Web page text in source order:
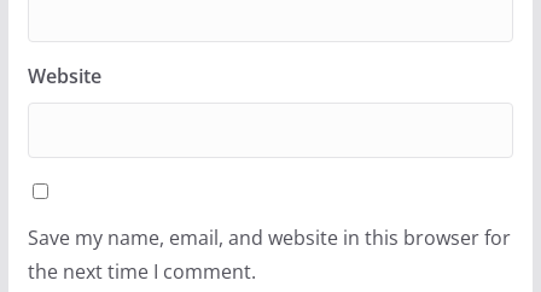
Website
Save my name, email, and website in this browser for
the next time I comment.